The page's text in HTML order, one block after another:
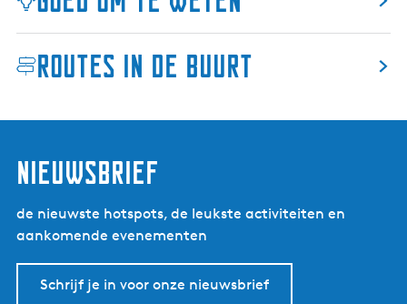
n
k
k
Routes in de buurt
nieuwsbrief
de nieuwste hotspots, de leukste activiteiten en
aankomende evenementen
Schrijf je in voor onze nieuwsbrief